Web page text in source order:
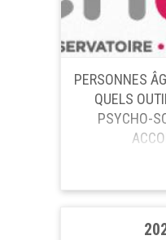
PERSONNES
QUELS
PSYCHO-
personnes